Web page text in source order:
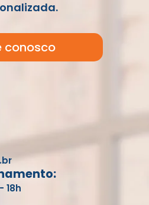
conosco
18h